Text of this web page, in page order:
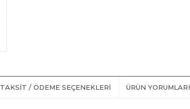
TAKSIT / ÖDEME SEÇENEKLERI ÜRÜN YORUMLARI